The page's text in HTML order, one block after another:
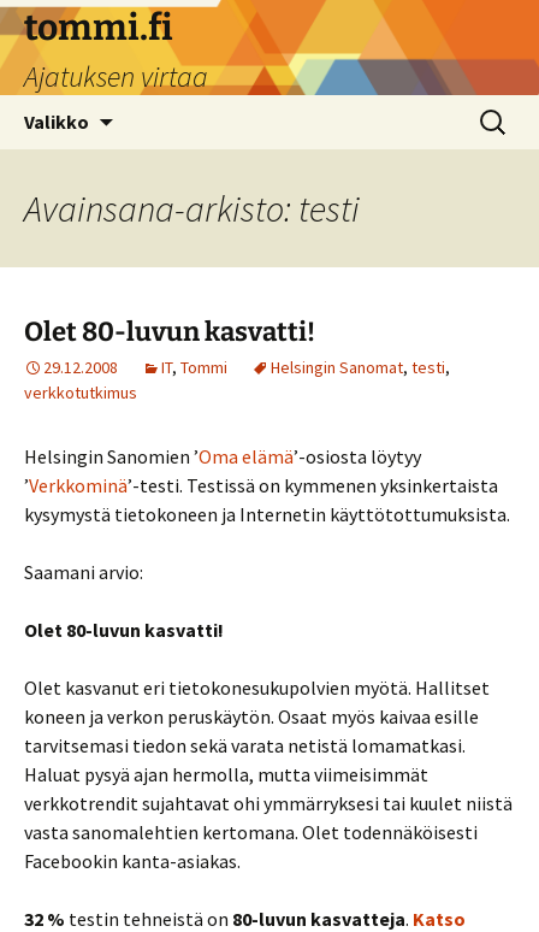
Siirry
sisältöön
tommi.fi
Ajatuksen virtaa
Valikko Haku:
Avainsana-arkisto: testi
Olet 80-luvun kasvatti!
29.12.2008 IT, Tommi Helsingin Sanomat, testi,
verkkotutkimus
Helsingin Sanomien ’Oma elämä’-osiosta löytyy
’Verkkominä’-testi. Testissä on kymmenen yksinkertaista
kysymystä tietokoneen ja Internetin käyttötottumuksista.
Saamani arvio:
Olet 80-luvun kasvatti!
Olet kasvanut eri tietokonesukupolvien myötä. Hallitset
koneen ja verkon peruskäytön. Osaat myös kaivaa esille
tarvitsemasi tiedon sekä varata netistä lomamatkasi.
Haluat pysyä ajan hermolla, mutta viimeisimmät
verkkotrendit sujahtavat ohi ymmärryksesi tai kuulet niistä
vasta sanomalehtien kertomana. Olet todennäköisesti
Facebookin kanta-asiakas.
32 % testin tehneistä on 80-luvun kasvatteja. Katso